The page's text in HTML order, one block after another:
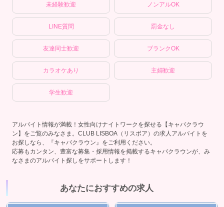
未経験歓迎 ノンアルOK
LINE質問 罰金なし
友達同士歓迎 ブランクOK
カラオケあり 主婦歓迎
学生歓迎
アルバイト情報が満載！女性向けナイトワークを探せる【キャバクラウ
ン】をご覧のみなさま。CLUB LISBOA（リスボア）の求人アルバイトを
お探しなら、『キャバクラウン』をご利用ください。
応募もカンタン、豊富な募集・採用情報を掲載するキャバクラウンが、み
なさまのアルバイト探しをサポートします！
あなたにおすすめの求人